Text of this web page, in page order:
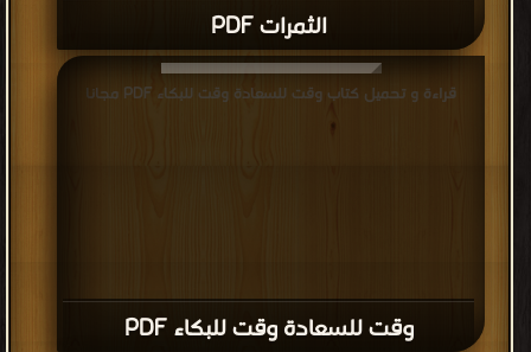
الثمرات PDF
وقت للسعادة وقت للبكاء PDF
قراءة و تحميل كتاب وقت للسعادة وقت للبكاء PDF مجانا